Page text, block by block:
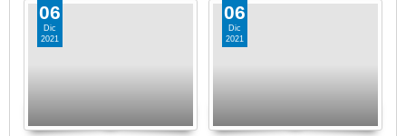
06
Dic
2021
06
Dic
2021